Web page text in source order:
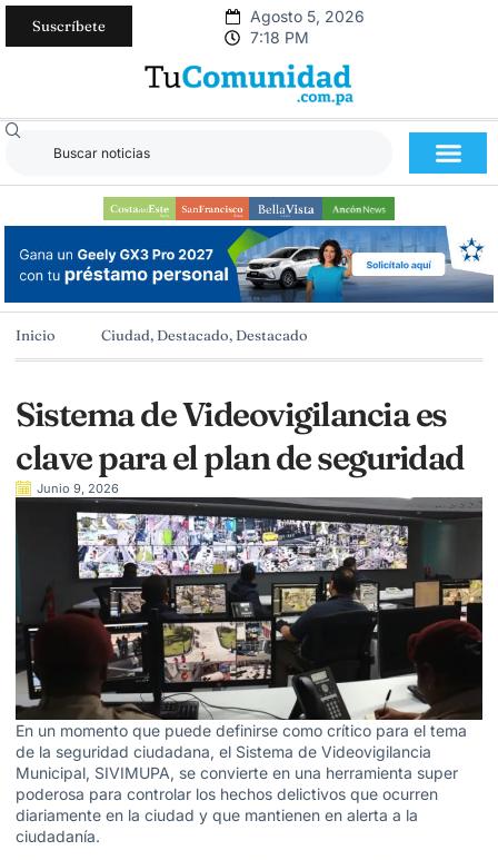
Suscríbete
Agosto 5, 2026
7:18 PM
Inicio Ciudad, Destacado, Destacado
Sistema de Videovigilancia es
clave para el plan de seguridad
Junio 9, 2026
En un momento que puede definirse como crítico para el tema
de la seguridad ciudadana, el Sistema de Videovigilancia
Municipal, SIVIMUPA, se convierte en una herramienta super
poderosa para controlar los hechos delictivos que ocurren
diariamente en la ciudad y que mantienen en alerta a la
ciudadanía.